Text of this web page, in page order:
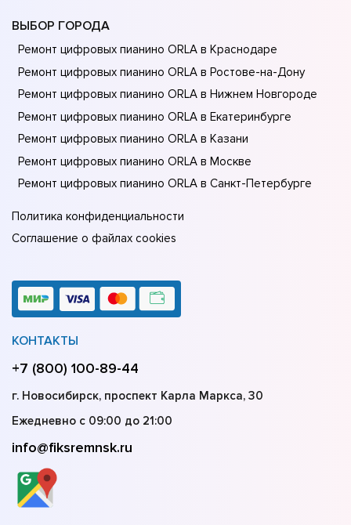
ВЫБОР ГОРОДА
Ремонт цифровых пианино ORLA в Краснодаре
Ремонт цифровых пианино ORLA в Ростове-на-Донy
Ремонт цифровых пианино ORLA в Нижнем Новгороде
Ремонт цифровых пианино ORLA в Екатеринбурге
Ремонт цифровых пианино ORLA в Казани
Ремонт цифровых пианино ORLA в Москве
Ремонт цифровых пианино ORLA в Санкт-Петербурге
Политика конфиденциальности
Соглашение о файлах cookies
КОНТАКТЫ
+7 (800) 100-89-44
г. Новосибирск, проспект Карла Маркса, 30
Ежедневно с 09:00 до 21:00
info@fiksremnsk.ru